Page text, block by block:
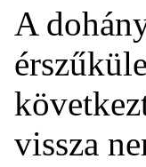
A
vissza